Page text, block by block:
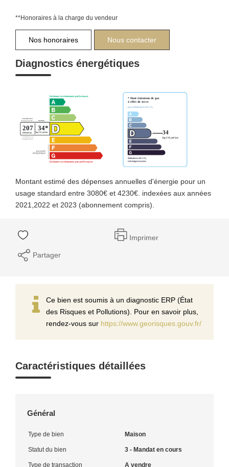
**Honoraires à la charge du vendeur
Nos honoraires Nous contacter
Diagnostics énergétiques
Montant estimé des dépenses annuelles d'énergie pour un
usage standard entre 3080€ et 4230€. indexées aux années
2021,2022 et 2023 (abonnement compris).
Imprimer
Partager
Ce bien est soumis à un diagnostic ERP (État
des Risques et Pollutions). Pour en savoir plus,
rendez-vous sur https://www.georisques.gouv.fr/
Caractéristiques détaillées
Général
Type de bien Maison
Statut du bien 3 - Mandat en cours
Type de transaction A vendre